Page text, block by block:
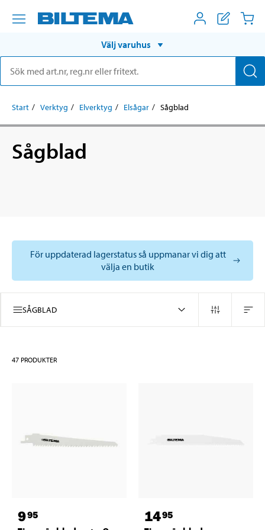
Välj varuhus
Start Verktyg Elverktyg Elsågar Sågblad
Sågblad
För uppdaterad lagerstatus så uppmanar vi dig att
välja en butik
SÅGBLAD
47 PRODUKTER
995 1495